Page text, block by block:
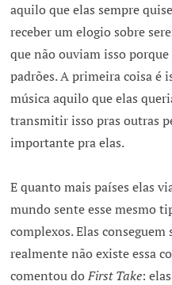
aquilo que elas sempre
receber um elogio sobre
que não ouviam isso
padrões. A primeira coisa é
música aquilo que elas
transmitir isso pras outras
importante pra elas.
E quanto mais países elas
mundo sente esse mesmo
complexos. Elas
realmente não existe essa
comentou doFirst Take: